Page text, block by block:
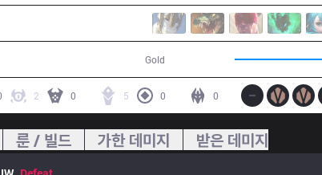
Gold
2 0 5 0 0
룬 / 빌드 가한 데미지 받은 데미지